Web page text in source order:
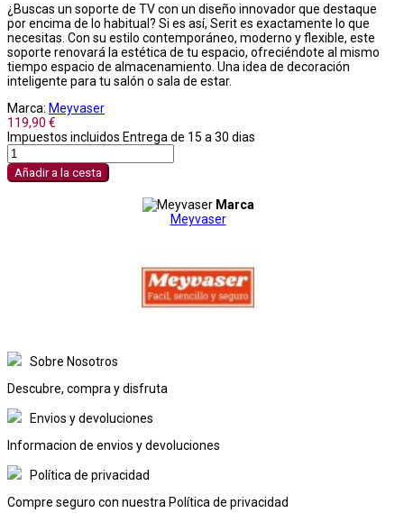
¿Buscas un soporte de TV con un diseño innovador que destaque
por encima de lo habitual? Si es así, Serit es exactamente lo que
necesitas. Con su estilo contemporáneo, moderno y flexible, este
soporte renovará la estética de tu espacio, ofreciéndote al mismo
tiempo espacio de almacenamiento. Una idea de decoración
inteligente para tu salón o sala de estar.
Marca: Meyvaser
119,90 €
Impuestos incluidos Entrega de 15 a 30 dias
Añadir a la cesta
Marca
Meyvaser
Sobre Nosotros
Descubre, compra y disfruta
Envios y devoluciones
Informacion de envios y devoluciones
Política de privacidad
Compre seguro con nuestra Política de privacidad